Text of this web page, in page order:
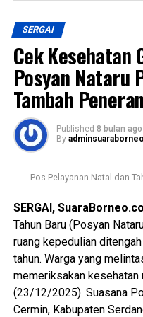
masyarakat secara
“SPPG ini diharapkan
hanya berorientasi pada
peningkatan kualitas
kelompok rentan seperti
Ia menambahkan,
terhadap standar
tingkat lokal.
Dengan diresmikannya
program pemenuhan gizi
Perbaungan dapat
dampak nyata terhadap
SERGAI
Cek Kesehatan
Posyan Nataru
Tambah
Published 8 bulan ago
By adminsuaraborneo
Pos Pelayanan Natal dan
SERGAI,
Tahun Baru (Posyan
ruang kepedulian
tahun. Warga yang
memeriksakan
(23/12/2025). Suasana
Cermin, Kabupaten